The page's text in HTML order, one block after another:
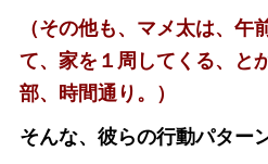
（その他も、マメ太は、午
て、家を１周してくる、と
部、時間通り。）
そんな、彼らの行動パター